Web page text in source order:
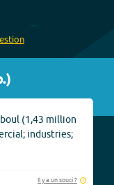
)
(1,43 million
industries;
Il y a un souci ?